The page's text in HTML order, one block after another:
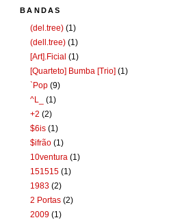
BANDAS
(del.tree) (1)
(dell.tree) (1)
[Art].Ficial (1)
[Quarteto] Bumba [Trio] (1)
`Pop (9)
^L_
(1)
+2 (2)
$6is (1)
$ifrão (1)
10ventura (1)
151515 (1)
1983 (2)
2 Portas (2)
2009 (1)